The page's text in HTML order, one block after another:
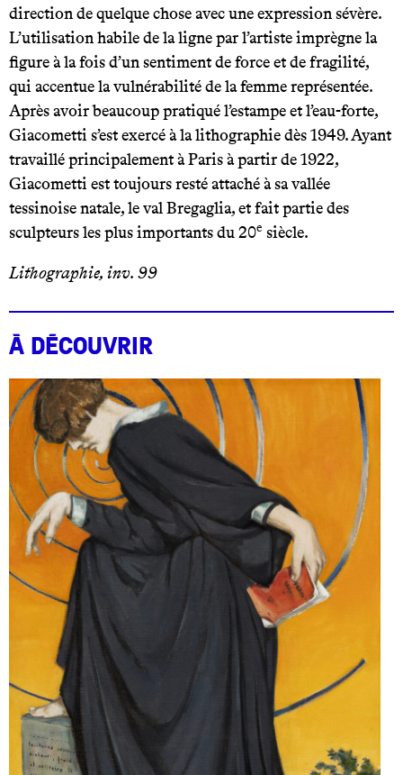
direction de quelque chose avec une expression sévère.
L’utilisation habile de la ligne par l’artiste imprègne la
figure à la fois d’un sentiment de force et de fragilité,
qui accentue la vulnérabilité de la femme représentée.
Après avoir beaucoup pratiqué l’estampe et l’eau-forte,
Giacometti s’est exercé à la lithographie dès 1949. Ayant
travaillé principalement à Paris à partir de 1922,
Giacometti est toujours resté attaché à sa vallée
tessinoise natale, le val Bregaglia, et fait partie des
sculpteurs les plus importants du 20e siècle.
Lithographie, inv. 99
À Découvrir